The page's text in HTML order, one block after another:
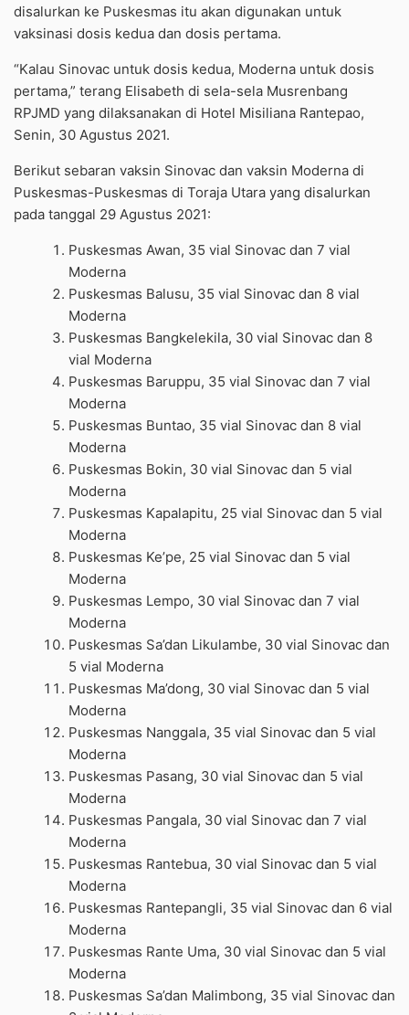
disalurkan ke Puskesmas itu akan digunakan untuk
vaksinasi dosis kedua dan dosis pertama.
“Kalau Sinovac untuk dosis kedua, Moderna untuk dosis
pertama,” terang Elisabeth di sela-sela Musrenbang
RPJMD yang dilaksanakan di Hotel Misiliana Rantepao,
Senin, 30 Agustus 2021.
Berikut sebaran vaksin Sinovac dan vaksin Moderna di
Puskesmas-Puskesmas di Toraja Utara yang disalurkan
pada tanggal 29 Agustus 2021:
Puskesmas Awan, 35 vial Sinovac dan 7 vial
Moderna
Puskesmas Balusu, 35 vial Sinovac dan 8 vial
Moderna
Puskesmas Bangkelekila, 30 vial Sinovac dan 8
vial Moderna
Puskesmas Baruppu, 35 vial Sinovac dan 7 vial
Moderna
Puskesmas Buntao, 35 vial Sinovac dan 8 vial
Moderna
Puskesmas Bokin, 30 vial Sinovac dan 5 vial
Moderna
Puskesmas Kapalapitu, 25 vial Sinovac dan 5 vial
Moderna
Puskesmas Ke’pe, 25 vial Sinovac dan 5 vial
Moderna
Puskesmas Lempo, 30 vial Sinovac dan 7 vial
Moderna
Puskesmas Sa’dan Likulambe, 30 vial Sinovac dan
5 vial Moderna
Puskesmas Ma’dong, 30 vial Sinovac dan 5 vial
Moderna
Puskesmas Nanggala, 35 vial Sinovac dan 5 vial
Moderna
Puskesmas Pasang, 30 vial Sinovac dan 5 vial
Moderna
Puskesmas Pangala, 30 vial Sinovac dan 7 vial
Moderna
Puskesmas Rantebua, 30 vial Sinovac dan 5 vial
Moderna
Puskesmas Rantepangli, 35 vial Sinovac dan 6 vial
Moderna
Puskesmas Rante Uma, 30 vial Sinovac dan 5 vial
Moderna
Puskesmas Sa’dan Malimbong, 35 vial Sinovac dan